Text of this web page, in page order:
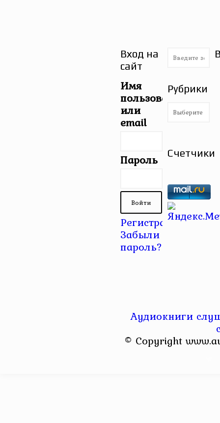
Вход на
сайт
Имя
пользователя
или
email
Пароль
Регистрация |
Забыли
пароль?
Рубрики
Рубрики
Счетчики
Аудиокниги
© Copyright